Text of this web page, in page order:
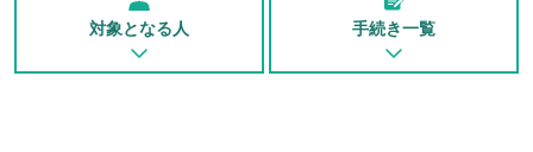
対象となる人 手続き一覧